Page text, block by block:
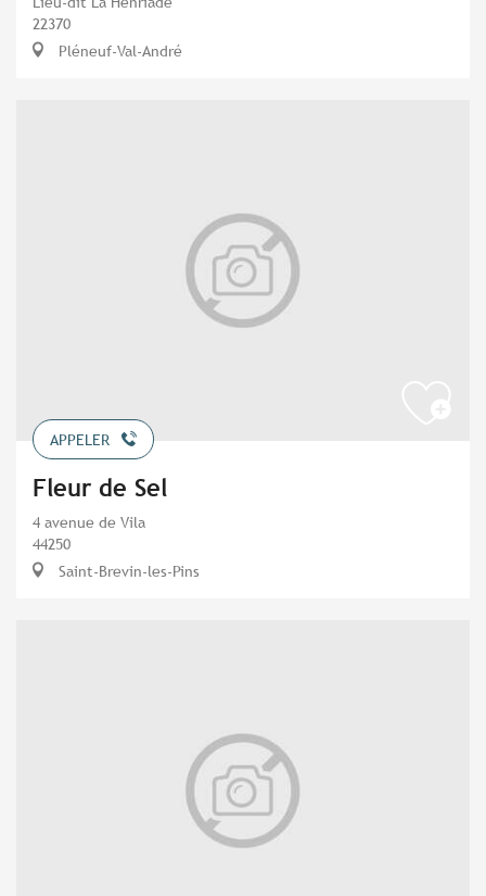
22370
Pléneuf-Val-André
APPELER
Fleur de Sel
4 avenue de Vila
44250
Saint-Brevin-les-Pins